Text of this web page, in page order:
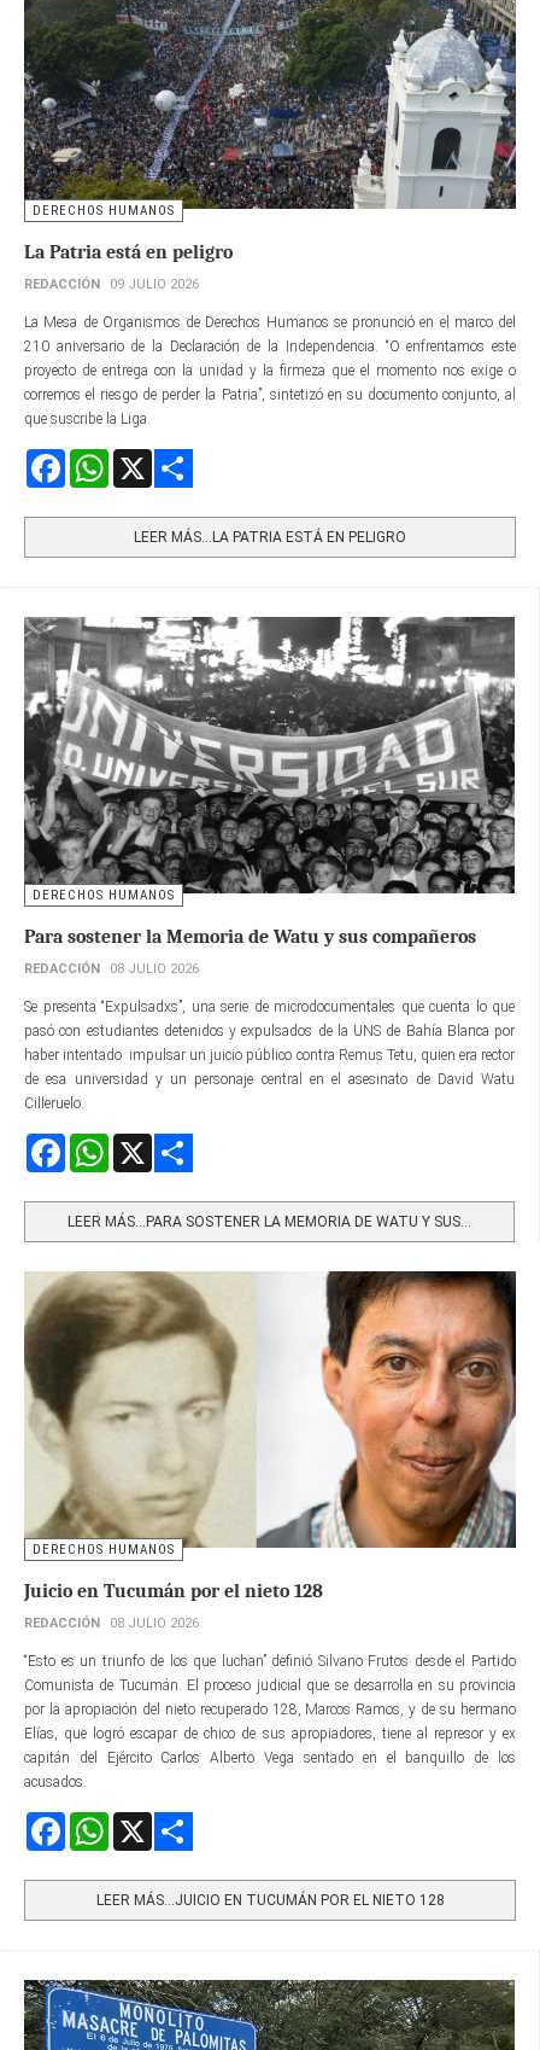
DERECHOS HUMANOS
La Patria está en peligro
REDACCIÓN 09 JULIO 2026
La Mesa de Organismos de Derechos Humanos se pronunció en el marco del
210 aniversario de la Declaración de la Independencia. “O enfrentamos este
proyecto de entrega con la unidad y la firmeza que el momento nos exige o
corremos el riesgo de perder la Patria”, sintetizó en su documento conjunto, al
que suscribe la Liga.
FacebookWhatsApp
LEER MÁS…LA PATRIA ESTÁ EN PELIGRO
DERECHOS HUMANOS
Para sostener la Memoria de Watu y sus compañeros
REDACCIÓN 08 JULIO 2026
Se presenta “Expulsadxs”, una serie de microdocumentales que cuenta lo que
pasó con estudiantes detenidos y expulsados de la UNS de Bahía Blanca por
haber intentado impulsar un juicio público contra Remus Tetu, quien era rector
de esa universidad y un personaje central en el asesinato de David Watu
Cilleruelo.
FacebookWhatsApp
LEER MÁS…PARA SOSTENER LA MEMORIA DE WATU Y SUS...
DERECHOS HUMANOS
Juicio en Tucumán por el nieto 128
REDACCIÓN 08 JULIO 2026
“Esto es un triunfo de los que luchan” definió Silvano Frutos desde el Partido
Comunista de Tucumán. El proceso judicial que se desarrolla en su provincia
por la apropiación del nieto recuperado 128, Marcos Ramos, y de su hermano
Elías, que logró escapar de chico de sus apropiadores, tiene al represor y ex
capitán del Ejército Carlos Alberto Vega sentado en el banquillo de los
acusados.
FacebookWhatsApp
LEER MÁS…JUICIO EN TUCUMÁN POR EL NIETO 128